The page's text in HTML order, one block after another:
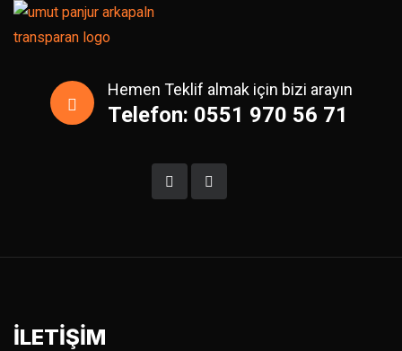
Hemen Teklif almak için bizi arayın
Telefon: 0551 970 56 71
İLETİŞİM